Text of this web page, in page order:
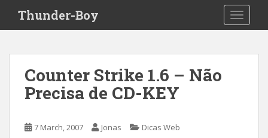
i
Thunder-Boy
Counter Strike 1.6 – Não
Precisa de CD-KEY
7 March, 2007 Jonas Dicas Web